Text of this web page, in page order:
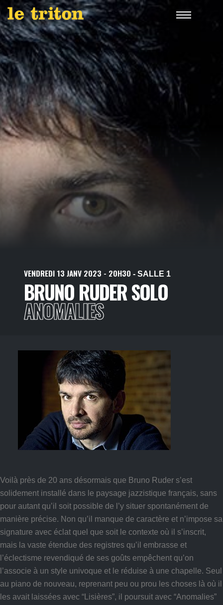
VENDREDI 13 JANV 2023 - 20H30 - SALLE 1
BRUNO RUDER SOLO
ANOMALIES
Voilà près de 20 ans désormais que Bruno Ruder s’est
solidement installé dans le paysage jazzistique français, sans
pour autant qu’il soit possible de l’y situer spontanément de
manière précise. Non qu’il manque de caractère et n’impose sa
signature avec éclat quel que soit le contexte où il s’inscrit,
mais la vaste étendue des registres qu’il embrasse et
l’éclectisme revendiqué de ses goûts empêchent qu’on
l’associe à un style univoque et le réduise à une chapelle. Seul
au piano de nouveau, reprenant peu ou prou les choses là où il
les avait laissées avec “Lisières”, il poursuit avec “Anomalies”